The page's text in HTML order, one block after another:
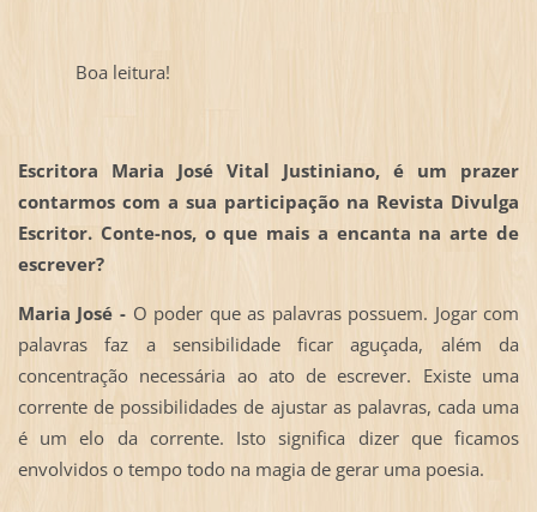
Boa leitura!
Escritora Maria José Vital Justiniano, é um prazer
contarmos com a sua participação na Revista Divulga
Escritor. Conte-nos, o que mais a encanta na arte de
escrever?
Maria José - O poder que as palavras possuem. Jogar com
palavras faz a sensibilidade ficar aguçada, além da
concentração necessária ao ato de escrever. Existe uma
corrente de possibilidades de ajustar as palavras, cada uma
é um elo da corrente. Isto significa dizer que ficamos
envolvidos o tempo todo na magia de gerar uma poesia.